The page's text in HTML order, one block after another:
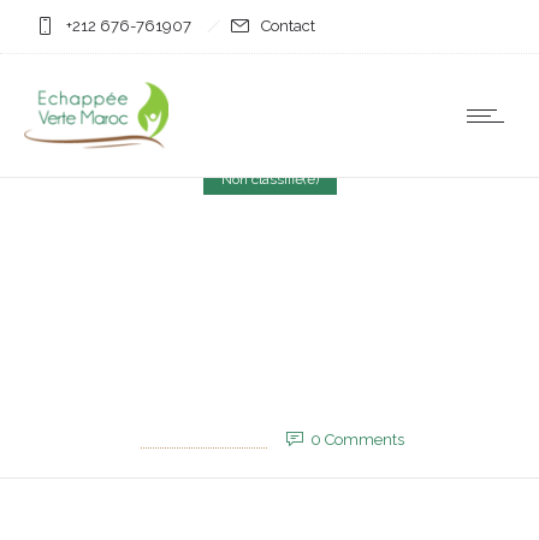
+212 676-761907 Contact
Non classifié(e)
0 Comments